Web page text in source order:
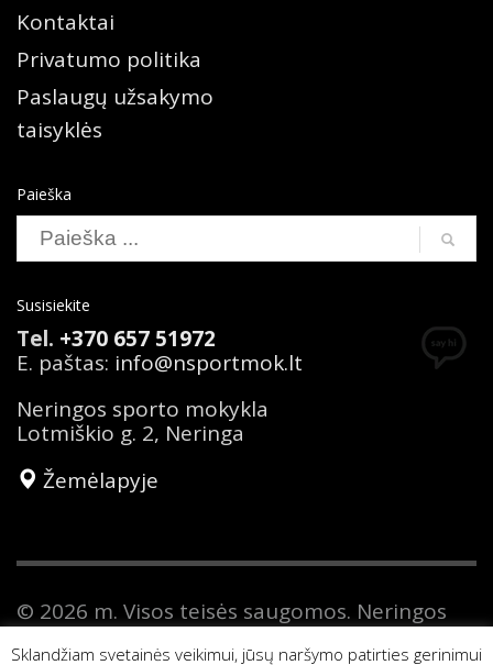
Kontaktai
Privatumo politika
Paslaugų užsakymo
taisyklės
Paieška
Susisiekite
Tel. +370 657 51972
E. paštas: info@nsportmok.lt
Neringos sporto mokykla
Lotmiškio g. 2, Neringa
Žemėlapyje
© 2026 m. Visos teisės saugomos. Neringos
sporto mokykla yra savivaldybės biudžetinė
Sklandžiam svetainės veikimui, jūsų naršymo patirties gerinimui